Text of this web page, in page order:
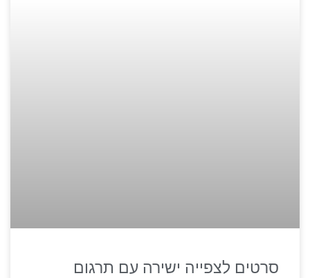
סרטים לצפייה ישירה עם תרגום